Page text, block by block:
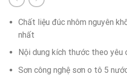
Chất liệu đúc nhôm nguyên
nhất
Nội dung kích thước theo yêu
Sơn công nghệ sơn o tô 5